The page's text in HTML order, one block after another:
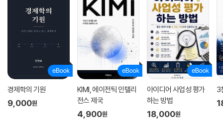
경제학의 기원
9,000원
KIMI, 에이전틱 인텔리
전스 제국
4,900원
아이디어 사업성 평가
하는 방법
18,000원
3